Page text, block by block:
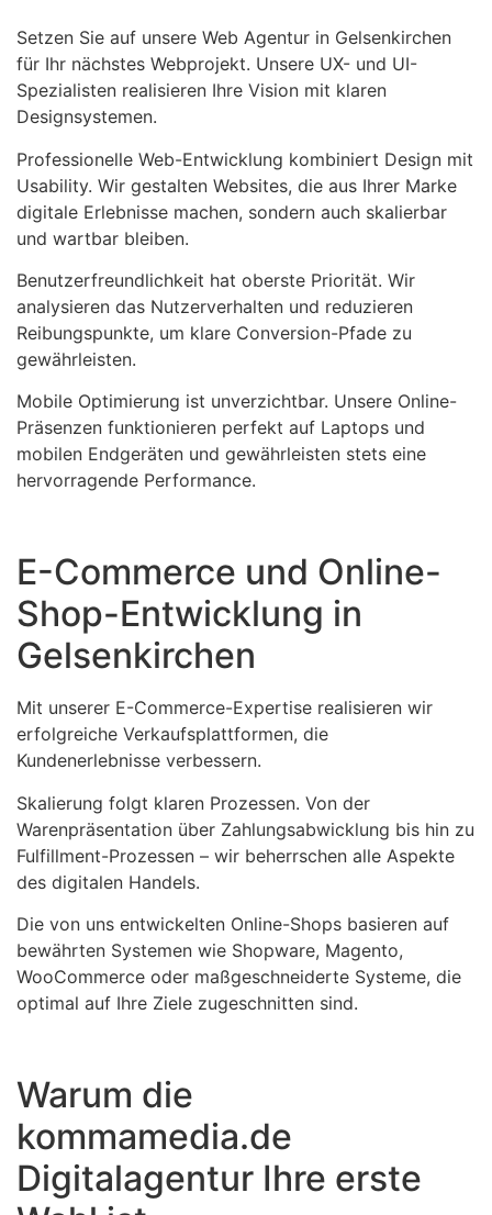
Setzen Sie auf unsere Web Agentur in Gelsenkirchen
für Ihr nächstes Webprojekt. Unsere UX- und UI-
Spezialisten realisieren Ihre Vision mit klaren
Designsystemen.
Professionelle Web-Entwicklung kombiniert Design mit
Usability. Wir gestalten Websites, die aus Ihrer Marke
digitale Erlebnisse machen, sondern auch skalierbar
und wartbar bleiben.
Benutzerfreundlichkeit hat oberste Priorität. Wir
analysieren das Nutzerverhalten und reduzieren
Reibungspunkte, um klare Conversion-Pfade zu
gewährleisten.
Mobile Optimierung ist unverzichtbar. Unsere Online-
Präsenzen funktionieren perfekt auf Laptops und
mobilen Endgeräten und gewährleisten stets eine
hervorragende Performance.
E-Commerce und Online-
Shop-Entwicklung in
Gelsenkirchen
Mit unserer E-Commerce-Expertise realisieren wir
erfolgreiche Verkaufsplattformen, die
Kundenerlebnisse verbessern.
Skalierung folgt klaren Prozessen. Von der
Warenpräsentation über Zahlungsabwicklung bis hin zu
Fulfillment-Prozessen – wir beherrschen alle Aspekte
des digitalen Handels.
Die von uns entwickelten Online-Shops basieren auf
bewährten Systemen wie Shopware, Magento,
WooCommerce oder maßgeschneiderte Systeme, die
optimal auf Ihre Ziele zugeschnitten sind.
Warum die
kommamedia.de
Digitalagentur Ihre erste